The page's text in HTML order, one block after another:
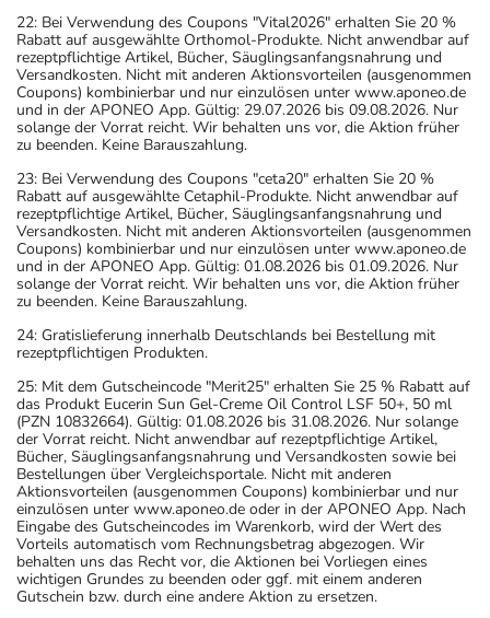
22: Bei Verwendung des Coupons "Vital2026" erhalten Sie 20 %
Rabatt auf ausgewählte Orthomol-Produkte. Nicht anwendbar auf
rezeptpflichtige Artikel, Bücher, Säuglingsanfangsnahrung und
Versandkosten. Nicht mit anderen Aktionsvorteilen (ausgenommen
Coupons) kombinierbar und nur einzulösen unter www.aponeo.de
und in der APONEO App. Gültig: 29.07.2026 bis 09.08.2026. Nur
solange der Vorrat reicht. Wir behalten uns vor, die Aktion früher
zu beenden. Keine Barauszahlung.
23: Bei Verwendung des Coupons "ceta20" erhalten Sie 20 %
Rabatt auf ausgewählte Cetaphil-Produkte. Nicht anwendbar auf
rezeptpflichtige Artikel, Bücher, Säuglingsanfangsnahrung und
Versandkosten. Nicht mit anderen Aktionsvorteilen (ausgenommen
Coupons) kombinierbar und nur einzulösen unter www.aponeo.de
und in der APONEO App. Gültig: 01.08.2026 bis 01.09.2026. Nur
solange der Vorrat reicht. Wir behalten uns vor, die Aktion früher
zu beenden. Keine Barauszahlung.
24: Gratislieferung innerhalb Deutschlands bei Bestellung mit
rezeptpflichtigen Produkten.
25: Mit dem Gutscheincode "Merit25" erhalten Sie 25 % Rabatt auf
das Produkt Eucerin Sun Gel-Creme Oil Control LSF 50+, 50 ml
(PZN 10832664). Gültig: 01.08.2026 bis 31.08.2026. Nur solange
der Vorrat reicht. Nicht anwendbar auf rezeptpflichtige Artikel,
Bücher, Säuglingsanfangsnahrung und Versandkosten sowie bei
Bestellungen über Vergleichsportale. Nicht mit anderen
Aktionsvorteilen (ausgenommen Coupons) kombinierbar und nur
einzulösen unter www.aponeo.de oder in der APONEO App. Nach
Eingabe des Gutscheincodes im Warenkorb, wird der Wert des
Vorteils automatisch vom Rechnungsbetrag abgezogen. Wir
behalten uns das Recht vor, die Aktionen bei Vorliegen eines
wichtigen Grundes zu beenden oder ggf. mit einem anderen
Gutschein bzw. durch eine andere Aktion zu ersetzen.